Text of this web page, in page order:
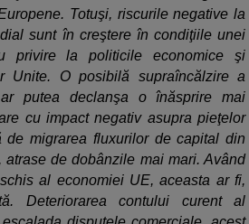
Totuşi, riscurile negative la
sunt în creştere în condiţiile unei
privire la politicile economice şi
Unite. O posibilă supraîncălzire a
putea declanşa o înăsprire mai
cu impact negativ asupra pieţelor
de migrarea fluxurilor de capital din
de dobânzile mai mari. Având
al economiei UE, aceasta ar fi,
Deteriorarea contului curent al